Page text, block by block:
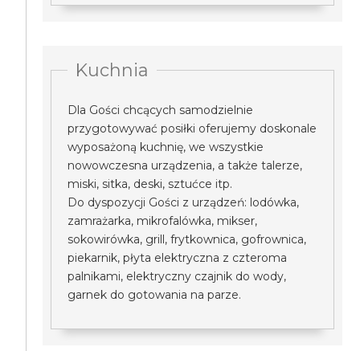
Kuchnia
Dla Gości chcących samodzielnie
przygotowywać posiłki oferujemy doskonale
wyposażoną kuchnię, we wszystkie
nowowczesna urządzenia, a także talerze,
miski, sitka, deski, sztućce itp.
Do dyspozycji Gości z urządzeń: lodówka,
zamrażarka, mikrofalówka, mikser,
sokowirówka, grill, frytkownica, gofrownica,
piekarnik, płyta elektryczna z czteroma
palnikami, elektryczny czajnik do wody,
garnek do gotowania na parze.